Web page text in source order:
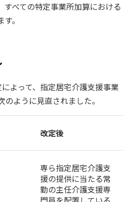
すべての特定事業所加算における
。
よって、指定居宅介護支援事業
ように見直されました。
改定後
専ら指定居宅介護支
援の提供に当たる常
勤の主任介護支援専